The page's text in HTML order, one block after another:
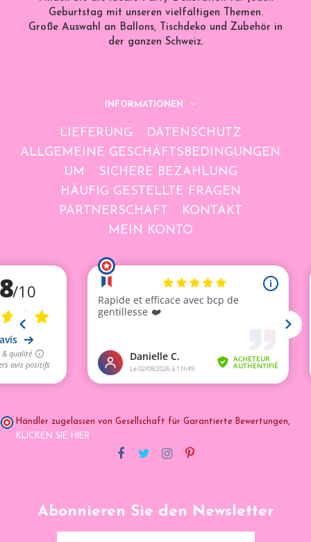
Geburtstag mit unseren vielfältigen Themen.
Große Auswahl an Ballons, Tischdeko und Zubehör in
der ganzen Schweiz.
INFORMATIONEN
LIEFERUNG
DATENSCHUTZ
ALLGEMEINE GESCHÄFTSBEDINGUNGEN
UM
SICHERE BEZAHLUNG
HÄUFIG GESTELLTE FRAGEN
PARTNERSCHAFT
KONTAKT
MEIN KONTO
Händler zugelassen von Gesellschaft für Garantierte Bewertungen,
KLICKEN SIE HIER.
Abonnieren Sie den Newsletter